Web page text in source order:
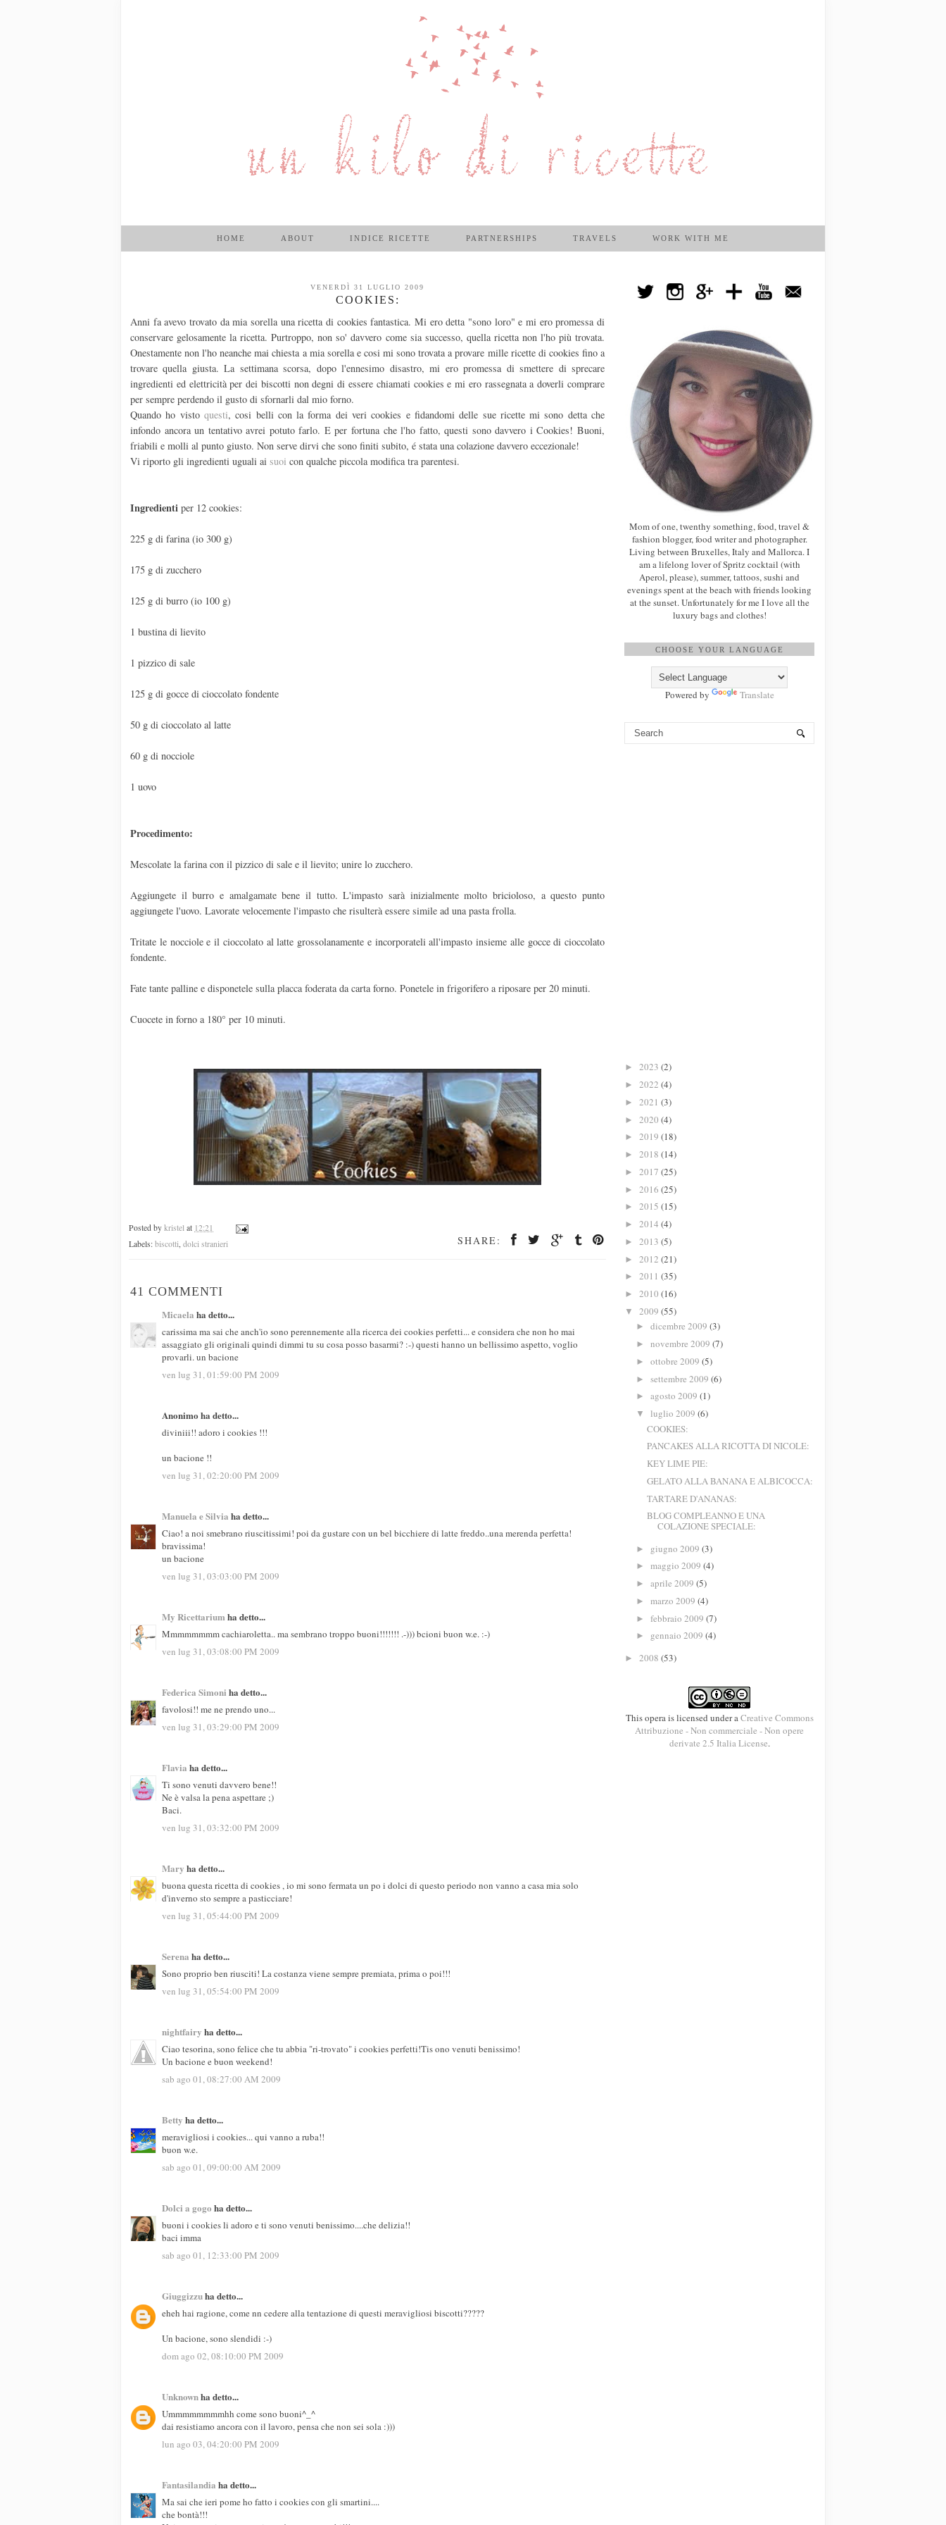
HOME ABOUT INDICE RICETTE PARTNERSHIPS TRAVELS WORK WITH ME
VENERDÌ 31 LUGLIO 2009
COOKIES:
Anni fa avevo trovato da mia sorella una ricetta di cookies fantastica. Mi ero detta "sono loro" e mi ero promessa di
conservare gelosamente la ricetta. Purtroppo, non so' davvero come sia successo, quella ricetta non l'ho più trovata.
Onestamente non l'ho neanche mai chiesta a mia sorella e cosi mi sono trovata a provare mille ricette di cookies fino a
trovare quella giusta. La settimana scorsa, dopo l'ennesimo disastro, mi ero promessa di smettere di sprecare
ingredienti ed elettricità per dei biscotti non degni di essere chiamati cookies e mi ero rassegnata a doverli comprare
per sempre perdendo il gusto di sfornarli dal mio forno.
Quando ho visto questi, cosi belli con la forma dei veri cookies e fidandomi delle sue ricette mi sono detta che
infondo ancora un tentativo avrei potuto farlo. E per fortuna che l'ho fatto, questi sono davvero i Cookies! Buoni,
friabili e molli al punto giusto. Non serve dirvi che sono finiti subito, é stata una colazione davvero eccezionale!
Vi riporto gli ingredienti uguali ai suoi con qualche piccola modifica tra parentesi.
Ingredienti per 12 cookies:
225 g di farina (io 300 g)
175 g di zucchero
125 g di burro (io 100 g)
1 bustina di lievito
1 pizzico di sale
125 g di gocce di cioccolato fondente
50 g di cioccolato al latte
60 g di nocciole
1 uovo
Procedimento:
Mescolate la farina con il pizzico di sale e il lievito; unire lo zucchero.
Aggiungete il burro e amalgamate bene il tutto. L'impasto sarà inizialmente molto bricioloso, a questo punto
aggiungete l'uovo. Lavorate velocemente l'impasto che risulterà essere simile ad una pasta frolla.
Tritate le nocciole e il cioccolato al latte grossolanamente e incorporateli all'impasto insieme alle gocce di cioccolato
fondente.
Fate tante palline e disponetele sulla placca foderata da carta forno. Ponetele in frigorifero a riposare per 20 minuti.
Cuocete in forno a 180° per 10 minuti.
SHARE:
Posted by kristel at 12:21
Labels: biscotti dolci stranieri
41 COMMENTI
Micaela ha detto...
carissima ma sai che anch'io sono perennemente alla ricerca dei cookies perfetti... e considera che non ho mai
assaggiato gli originali quindi dimmi tu su cosa posso basarmi? :-) questi hanno un bellissimo aspetto, voglio
provarli. un bacione
ven lug 31, 01:59:00 PM 2009
Anonimo ha detto...
diviniii!! adoro i cookies !!!
un bacione !!
ven lug 31, 02:20:00 PM 2009
Manuela e Silvia ha detto...
Ciao! a noi smebrano riuscitissimi! poi da gustare con un bel bicchiere di latte freddo..una merenda perfetta!
bravissima!
un bacione
ven lug 31, 03:03:00 PM 2009
My Ricettarium ha detto...
Mmmmmmmm cachiaroletta.. ma sembrano troppo buoni!!!!!!! .-))) bcioni buon w.e. :-)
ven lug 31, 03:08:00 PM 2009
Federica Simoni ha detto...
favolosi!! me ne prendo uno...
ven lug 31, 03:29:00 PM 2009
Flavia ha detto...
Ti sono venuti davvero bene!!
Ne è valsa la pena aspettare ;)
Baci.
ven lug 31, 03:32:00 PM 2009
Mary ha detto...
buona questa ricetta di cookies , io mi sono fermata un po i dolci di questo periodo non vanno a casa mia solo
d'inverno sto sempre a pasticciare!
ven lug 31, 05:44:00 PM 2009
Serena ha detto...
Sono proprio ben riusciti! La costanza viene sempre premiata, prima o poi!!!
ven lug 31, 05:54:00 PM 2009
nightfairy ha detto...
Ciao tesorina, sono felice che tu abbia "ri-trovato" i cookies perfetti!Tis ono venuti benissimo!
Un bacione e buon weekend!
sab ago 01, 08:27:00 AM 2009
Betty ha detto...
meravigliosi i cookies... qui vanno a ruba!!
buon w.e.
sab ago 01, 09:00:00 AM 2009
Dolci a gogo ha detto...
buoni i cookies li adoro e ti sono venuti benissimo....che delizia!!
baci imma
sab ago 01, 12:33:00 PM 2009
Giuggizzuha detto...
eheh hai ragione, come nn cedere alla tentazione di questi meravigliosi biscotti?????
Un bacione, sono slendidi :-)
dom ago 02, 08:10:00 PM 2009
Unknownha detto...
Ummmmmmmmhh come sono buoni^_^
dai resistiamo ancora con il lavoro, pensa che non sei sola :)))
lun ago 03, 04:20:00 PM 2009
Fantasilandia ha detto...
Ma sai che ieri pome ho fatto i cookies con gli smartini....
che bontà!!!
Mom of one, twenthy something, food, travel &
fashion blogger, food writer and photographer.
Living between Bruxelles, Italy and Mallorca. I
am a lifelong lover of Spritz cocktail (with
Aperol, please), summer, tattoos, sushi and
evenings spent at the beach with friends looking
at the sunset. Unfortunately for me I love all the
luxury bags and clothes!
CHOOSE YOUR LANGUAGE
Powered by Translate
► 2023 (2)
► 2022 (4)
► 2021 (3)
► 2020 (4)
► 2019 (18)
► 2018 (14)
► 2017 (25)
► 2016 (25)
► 2015 (15)
► 2014 (4)
► 2013 (5)
► 2012 (21)
► 2011 (35)
► 2010 (16)
▼ 2009 (55)
► dicembre 2009 (3)
► novembre 2009 (7)
► ottobre 2009 (5)
► settembre 2009 (6)
► agosto 2009 (1)
▼ luglio 2009 (6)
COOKIES:
PANCAKES ALLA RICOTTA DI NICOLE:
KEY LIME PIE:
GELATO ALLA BANANA E ALBICOCCA:
TARTARE D'ANANAS:
BLOG COMPLEANNO E UNA
COLAZIONE SPECIALE:
► giugno 2009 (3)
► maggio 2009 (4)
► aprile 2009 (5)
► marzo 2009 (4)
► febbraio 2009 (7)
► gennaio 2009 (4)
► 2008 (53)
This opera is licensed under aCreative Commons
Attribuzione - Non commerciale - Non opere
derivate 2.5 Italia License.